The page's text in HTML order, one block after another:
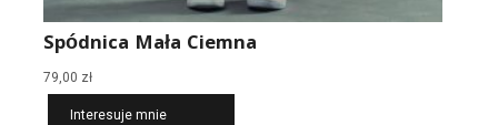
Spódnica Mała Ciemna
79,00 zł
Interesuje mnie